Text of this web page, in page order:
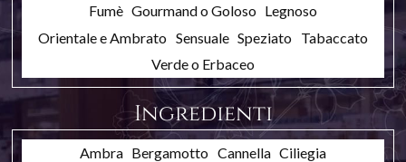
Fumè Gourmand o Goloso Legnoso
Orientale e Ambrato Sensuale Speziato Tabaccato
Verde o Erbaceo
Ingredienti
Ambra Bergamotto Cannella Ciliegia